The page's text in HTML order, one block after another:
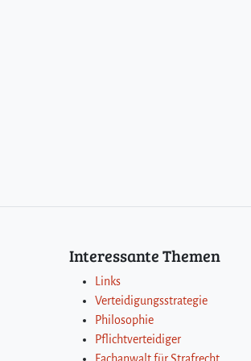
Interessante Themen
Links
Verteidigungsstrategie
Philosophie
Pflichtverteidiger